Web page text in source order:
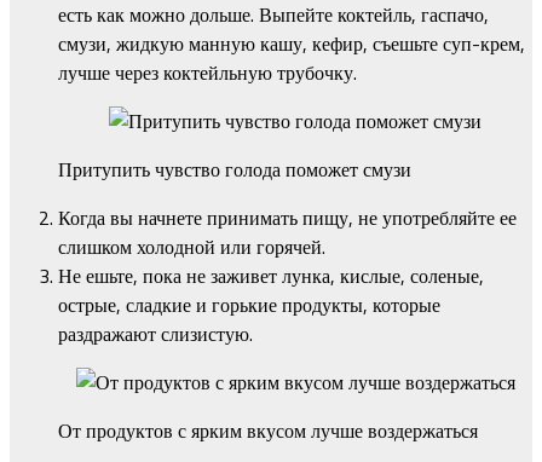
есть как можно дольше. Выпейте коктейль, гаспачо,
смузи, жидкую манную кашу, кефир, съешьте суп-крем,
лучше через коктейльную трубочку.
Притупить чувство голода поможет смузи
Когда вы начнете принимать пищу, не употребляйте ее
слишком холодной или горячей.
Не ешьте, пока не заживет лунка, кислые, соленые,
острые, сладкие и горькие продукты, которые
раздражают слизистую.
От продуктов с ярким вкусом лучше воздержаться